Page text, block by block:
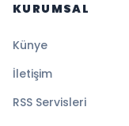
KURUMSAL
Künye
İletişim
RSS Servisleri